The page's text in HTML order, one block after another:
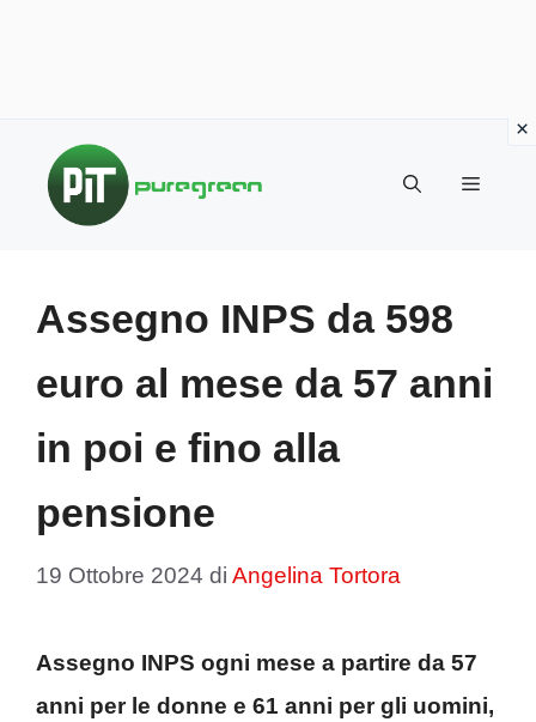
contenuto
MENU
Assegno INPS da 598
euro al mese da 57 anni
in poi e fino alla
pensione
19 Ottobre 2024 di Angelina Tortora
Assegno INPS ogni mese a partire da 57
anni per le donne e 61 anni per gli uomini,